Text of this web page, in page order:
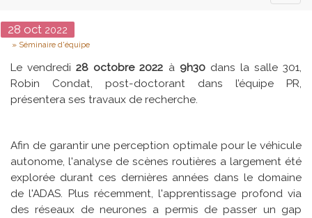
Date
28 oct 2022
Type
Séminaire d'équipe
Le vendredi28 octobre 2022 à 9h30 dans la salle 301,
Robin Condat, post-doctorant dans l’équipe PR,
présentera ses travaux de recherche.
Afin de garantir une perception optimale pour le véhicule
autonome, l'analyse de scènes routières a largement été
explorée durant ces dernières années dans le domaine
de l'ADAS. Plus récemment, l'apprentissage profond via
des réseaux de neurones a permis de passer un gap